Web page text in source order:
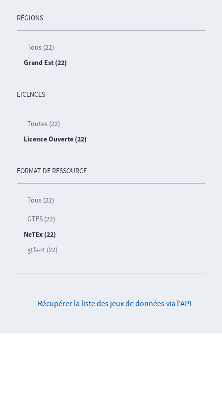
RÉGIONS
Tous (22)
Grand Est (22)
LICENCES
Toutes (22)
Licence Ouverte (22)
FORMAT DE RESSOURCE
Tous (22)
GTFS (22)
NeTEx (22)
gtfs-rt (22)
Récupérer la liste des jeux de données via l'API -